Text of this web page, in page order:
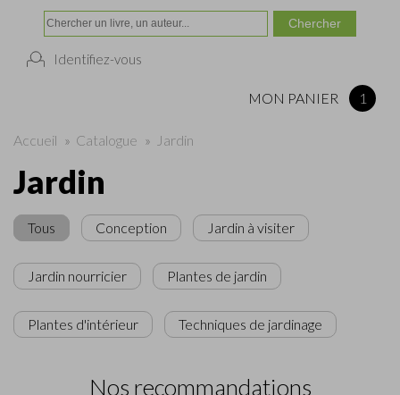
Identifiez-vous
MON PANIER 1
Accueil » Catalogue » Jardin
Jardin
Tous Conception Jardin à visiter
Jardin nourricier Plantes de jardin
Plantes d'intérieur Techniques de jardinage
Nos recommandations